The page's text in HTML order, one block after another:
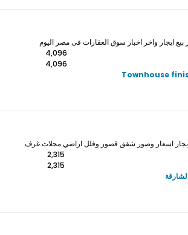
ايجار واخر اخبار سوق العقارات فى مصر اليوم
4,096
4,096
Townhouse
اسعار وصور شقق قصور وفلل اراضي محلات غرف
2,315
2,315